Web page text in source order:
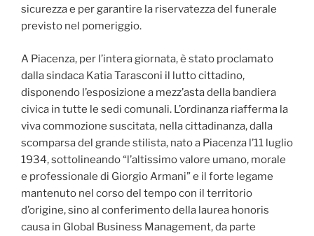
sicurezza e per garantire la riservatezza del funerale
previsto nel pomeriggio.
A Piacenza, per l’intera giornata, è stato proclamato
dalla sindaca Katia Tarasconi il lutto cittadino,
disponendo l’esposizione a mezz’asta della bandiera
civica in tutte le sedi comunali. L’ordinanza riafferma la
viva commozione suscitata, nella cittadinanza, dalla
scomparsa del grande stilista, nato a Piacenza l’11 luglio
1934, sottolineando “l’altissimo valore umano, morale
e professionale di Giorgio Armani” e il forte legame
mantenuto nel corso del tempo con il territorio
d’origine, sino al conferimento della laurea honoris
causa in Global Business Management, da parte